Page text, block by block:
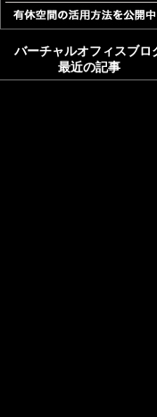
バーチャルオフィスブロ
最近の記事